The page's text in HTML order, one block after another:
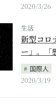
2020/3/26
生活
新型コロ
ー」。
国際人
2020/3/19